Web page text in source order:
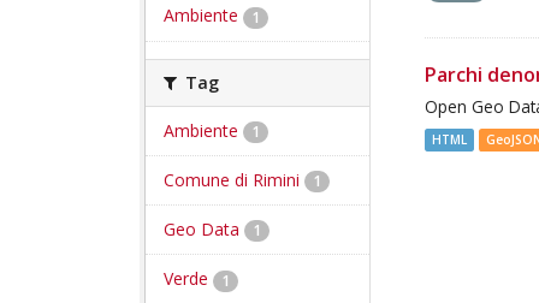
Ambiente 1
Tag
Ambiente 1
Comune di Rimini 1
Geo Data 1
Verde 1
Parchi
Open Geo
HTML